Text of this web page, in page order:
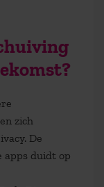
zich
De
apps duidt op